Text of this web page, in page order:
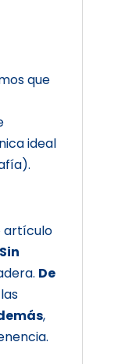
que
ideal
artículo
Sin
De
,